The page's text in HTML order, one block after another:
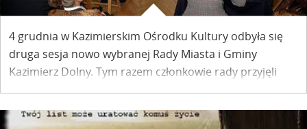
4 grudnia w Kazimierskim Ośrodku Kultury odbyła się
druga sesja nowo wybranej Rady Miasta i Gminy
Kazimierz Dolny. Tym razem członkowie rady przyjęli
zaprzysiężenie nowego burmistrza.